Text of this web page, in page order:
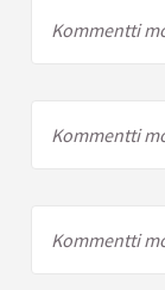
Kommentti
Kommentti
Kommentti